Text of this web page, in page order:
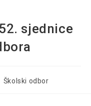
sjednice
Školski odbor